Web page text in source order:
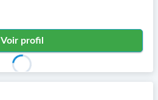
Voir profil